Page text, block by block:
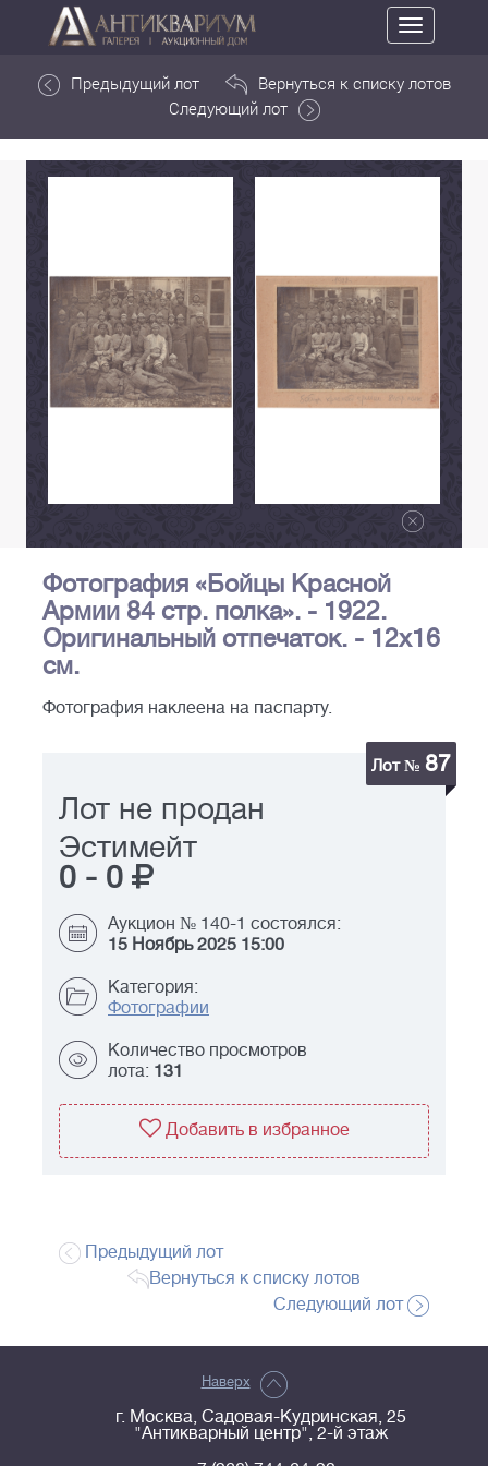
Toggle
navigation
Предыдущий лот
Вернуться к списку лотов
Следующий лот
Фотография «Бойцы Красной
Армии 84 стр. полка». - 1922.
Оригинальный отпечаток. - 12х16
см.
Фотография наклеена на паспарту.
Лот № 87
Лот не продан
Эстимейт
0 - 0
Аукцион № 140-1 состоялся:
15 Ноябрь 2025 15:00
Категория:
Фотографии
Количество просмотров
лота: 131
Добавить в избранное
Предыдущий лот
Вернуться к списку лотов
Следующий лот
Наверх
г. Москва, Садовая-Кудринская, 25
"Антикварный центр", 2-й этаж